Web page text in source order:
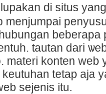
di situs
menjumpai
beberapa
tautan dari
materi konten web
tetap aja
sejenis itu.